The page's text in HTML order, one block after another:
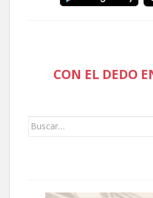
CON EL DEDO
Buscar: